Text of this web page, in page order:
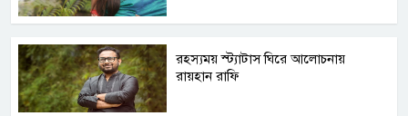
রহস্যময় স্ট্যাটাস ঘিরে আলোচনায়
রায়হান রাফি